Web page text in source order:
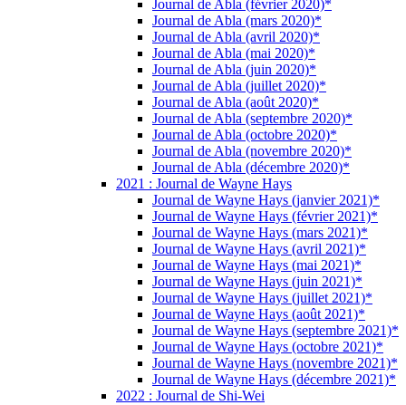
Journal de Abla (février 2020)*
Journal de Abla (mars 2020)*
Journal de Abla (avril 2020)*
Journal de Abla (mai 2020)*
Journal de Abla (juin 2020)*
Journal de Abla (juillet 2020)*
Journal de Abla (août 2020)*
Journal de Abla (septembre 2020)*
Journal de Abla (octobre 2020)*
Journal de Abla (novembre 2020)*
Journal de Abla (décembre 2020)*
2021 : Journal de Wayne Hays
Journal de Wayne Hays (janvier 2021)*
Journal de Wayne Hays (février 2021)*
Journal de Wayne Hays (mars 2021)*
Journal de Wayne Hays (avril 2021)*
Journal de Wayne Hays (mai 2021)*
Journal de Wayne Hays (juin 2021)*
Journal de Wayne Hays (juillet 2021)*
Journal de Wayne Hays (août 2021)*
Journal de Wayne Hays (septembre 2021)*
Journal de Wayne Hays (octobre 2021)*
Journal de Wayne Hays (novembre 2021)*
Journal de Wayne Hays (décembre 2021)*
2022 : Journal de Shi-Wei